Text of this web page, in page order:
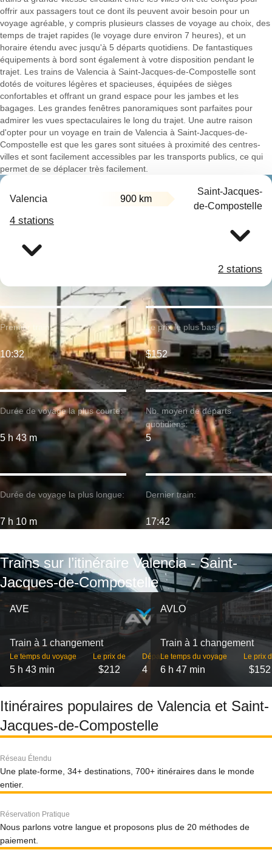
offrir aux passagers tout ce dont ils peuvent avoir besoin pour un
voyage agréable, y compris plusieurs classes de voyage au choix, des
temps de trajet rapides (le voyage dure environ 7 heures), et un
horaire étendu avec jusqu'à 5 départs quotidiens. De fantastiques
équipements à bord sont également à votre disposition pendant le
trajet. Les trains de Valencia à Saint-Jacques-de-Compostelle sont
dotés de voitures légères et spacieuses, équipées de sièges
confortables et offrant un grand espace pour les jambes et les
bagages. Les grandes fenêtres panoramiques sont parfaites pour
admirer les vues spectaculaires le long du trajet. Une autre raison
d'opter pour un voyage en train de Valencia à Saint-Jacques-de-
Compostelle est que les gares sont situées à proximité des centres-
villes et sont facilement accessibles par les transports publics, ce qui
permet de se déplacer très facilement.
Valencia 900 km
Saint-Jacques-
de-Compostelle
4 stations
2 stations
Durée de voyage la plus courte:
5 h 43 m
Premier train:
10:32
Durée de voyage la plus longue:
7 h 10 m
Le prix le plus bas:
$152
Nb. moyen de départs
quotidiens:
5
Dernier train:
17:42
Trains sur l’itinéraire Valencia - Saint-
Jacques-de-Compostelle
AVE
Train à 1 changement
Le temps du voyage
5 h 43 min
Le prix de
$212
Départs
4
AVLO
Train à 1 changement
Le temps du voyage
6 h 47 min
Le prix
$152
Itinéraires populaires de Valencia et Saint-
Jacques-de-Compostelle
Réseau Étendu
Une plate-forme, 34+ destinations, 700+ itinéraires dans le monde
entier.
Réservation Pratique
Nous parlons votre langue et proposons plus de 20 méthodes de
paiement.